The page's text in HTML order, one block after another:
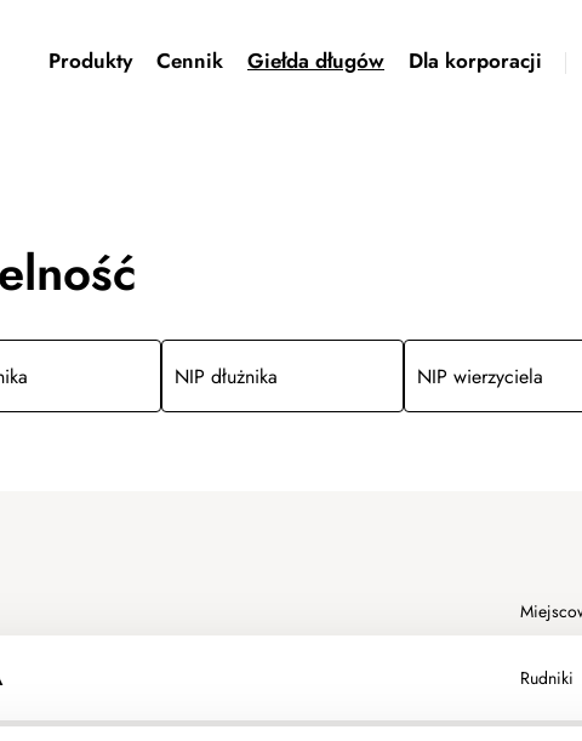
Produkty Cennik Giełda długów Dla korporacji
NIP dłużnika NIP wierzyciela
Rudniki